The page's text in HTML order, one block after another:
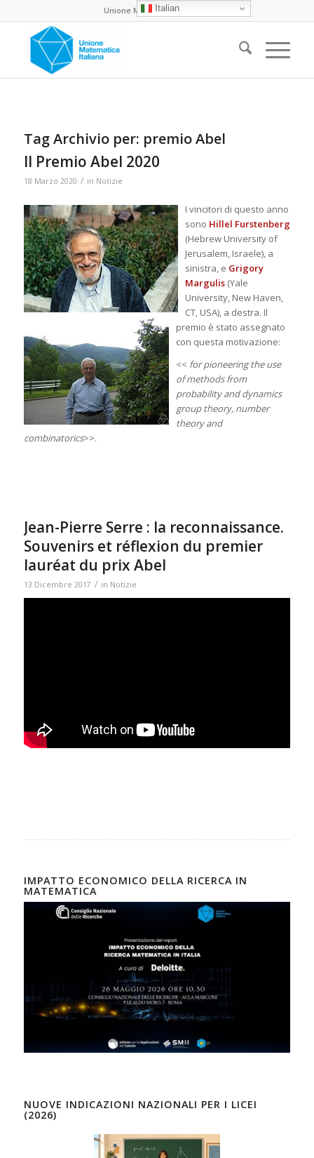
Unione Matematica Italiana
Tag Archivio per: premio Abel
Il Premio Abel 2020
18 Marzo 2020 / in Notizie
I vincitori di questo anno
sono Hillel Furstenberg
(Hebrew University of
Jerusalem, Israele), a
sinistra, e Grigory
Margulis(Yale
University, New Haven,
CT, USA), a destra. Il
premio è stato assegnato
con questa motivazione:
<< for pioneering the use
of methods from
probability and dynamics
group theory, number
theory and
combinatorics>>.
Jean-Pierre Serre : la reconnaissance.
Souvenirs et réflexion du premier
lauréat du prix Abel
13 Dicembre 2017 / in Notizie
IMPATTO ECONOMICO DELLA RICERCA IN
MATEMATICA
NUOVE INDICAZIONI NAZIONALI PER I LICEI
(2026)
Italian